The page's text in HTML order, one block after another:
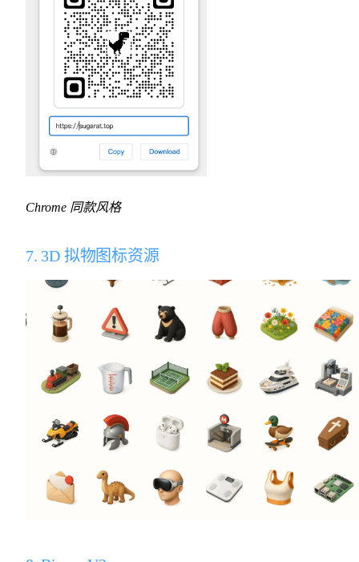
Chrome 同款风格
7. 3D 拟物图标资源